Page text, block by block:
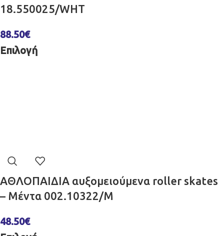
18.550025/WHT
88.50€
Επιλογή
ΑΘΛΟΠΑΙΔΙΑ αυξομειούμενα roller skates
– Μέντα 002.10322/M
48.50€